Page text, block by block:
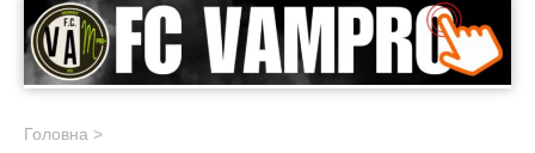
Головна >